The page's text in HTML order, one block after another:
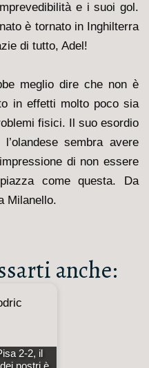
e i suoi gol.
è tornato in Inghilterra
di tutto, Adel!
meglio dire che non è
in effetti molto poco sia
fisici. Il suo esordio
sembra avere
di non essere
come questa. Da
Milanello.
anche:
2-2, il